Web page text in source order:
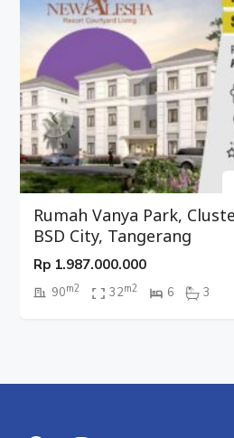
Rumah Vanya Park,
BSD City, Tangerang
Rp 1.987.000.000
90m2 32m2 6 3